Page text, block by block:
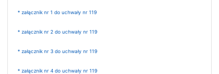
* załącznik nr 1 do uchwały nr 119
* załącznik nr 2 do uchwały nr 119
* załącznik nr 3 do uchwały nr 119
* załącznik nr 4 do uchwały nr 119